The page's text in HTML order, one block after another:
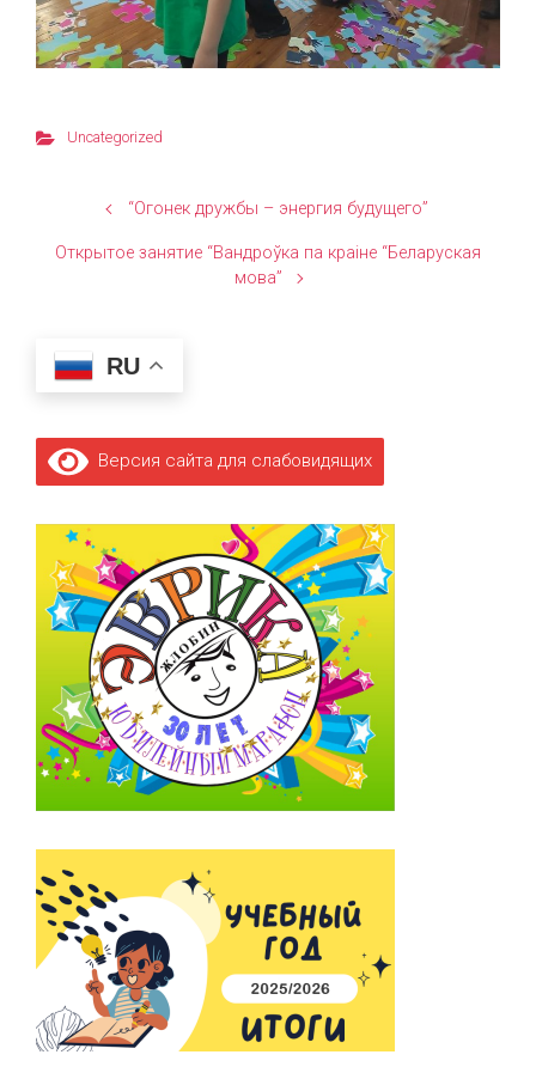
Uncategorized
“Огонек дружбы – энергия будущего”
Открытое занятие “Вандроўка па краіне “Беларуская
мова”
RU
Версия сайта для слабовидящих